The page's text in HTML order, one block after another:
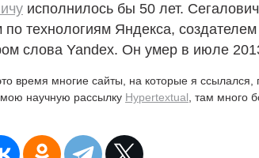
исполнилось бы 50 лет.
технологиям Яндекса,
слова Yandex. Он умер в июле
время многие сайты, на которые я ссылался,
научную рассылку Hypertextual , там много